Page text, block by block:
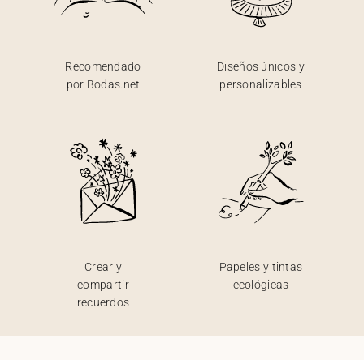
Recomendado
por Bodas.net
Diseños únicos y
personalizables
Crear y
compartir
recuerdos
Papeles y tintas
ecológicas